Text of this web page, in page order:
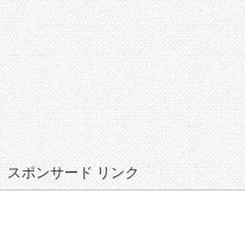
スポンサード リンク